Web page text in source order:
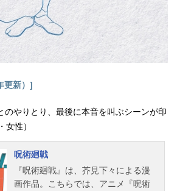
博史蘭彩歌うらら：田村睦心喧風亭
流雲：三木眞一郎今昔亭ちょう朝：
関智一スタッフ原作：末永裕樹 馬
更新）]
のやりとり、最後に本音を叫ぶシーンが印
女性）
呪術廻戦
『呪術廻戦』は、芥見下々による漫
画作品。こちらでは、アニメ『呪術